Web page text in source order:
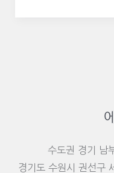
수도권 경기 남
경기도 수원시 권선구